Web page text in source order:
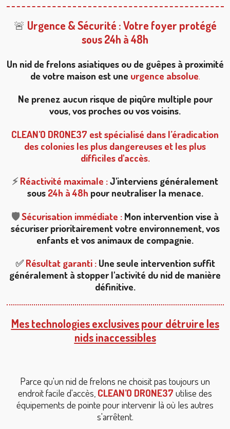
🚨 Urgence & Sécurité : Votre foyer protégé
sous 24h à 48h
Un nid de frelons asiatiques ou de guêpes à proximité
de votre maison est une urgence absolue.
Ne prenez aucun risque de piqûre multiple pour
vous, vos proches ou vos voisins.
CLEAN’O DRONE37 est spécialisé dans l’éradication
des colonies les plus dangereuses et les plus
difficiles d'accès.
⚡ Réactivité maximale :J'interviens généralement
sous 24h à 48h pour neutraliser la menace.
🛡️Sécurisation immédiate : Mon intervention vise à
sécuriser prioritairement votre environnement, vos
enfants et vos animaux de compagnie.
✅Résultat garanti :Une seule intervention suffit
généralement à stopper l'activité du nid de manière
définitive.
Mes technologies exclusives pour détruire les
nids inaccessibles
Parce qu'un nid de frelons ne choisit pas toujours un
endroit facile d'accès, CLEAN’O DRONE37 utilise des
équipements de pointe pour intervenir là où les autres
s'arrêtent.